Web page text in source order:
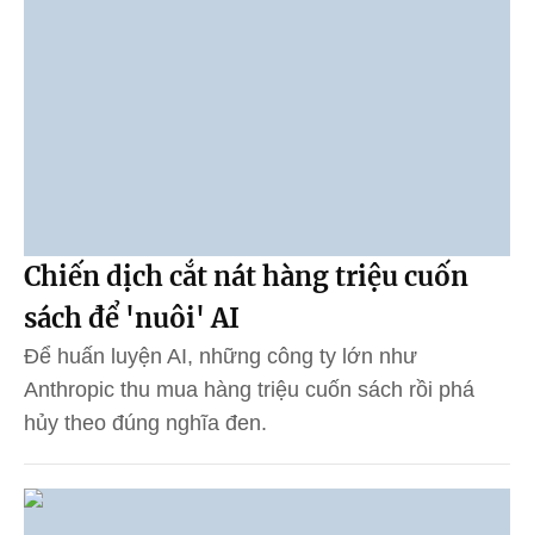
Chiến dịch cắt nát hàng triệu cuốn
sách để 'nuôi' AI
Để huấn luyện AI, những công ty lớn như
Anthropic thu mua hàng triệu cuốn sách rồi phá
hủy theo đúng nghĩa đen.